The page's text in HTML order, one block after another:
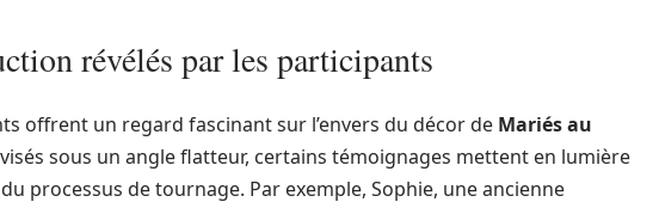
révélés par les participants
offrent un regard fascinant sur l’envers du décor de Mariés au
sous un angle flatteur, certains témoignages mettent en lumière
processus de tournage. Par exemple, Sophie, une ancienne